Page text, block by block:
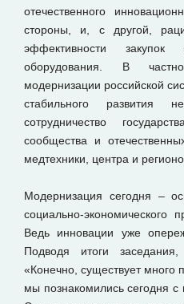
отечественного
стороны, и, с другой,
эффективности
оборудования. В
модернизации российской
стабильного развития
сотрудничество
сообщества и
медтехники, центра и
Модернизация сегодня –
социально-экономического
Ведь инновации уже
Подводя итоги
«Конечно, существует много
мы познакомились сегодня